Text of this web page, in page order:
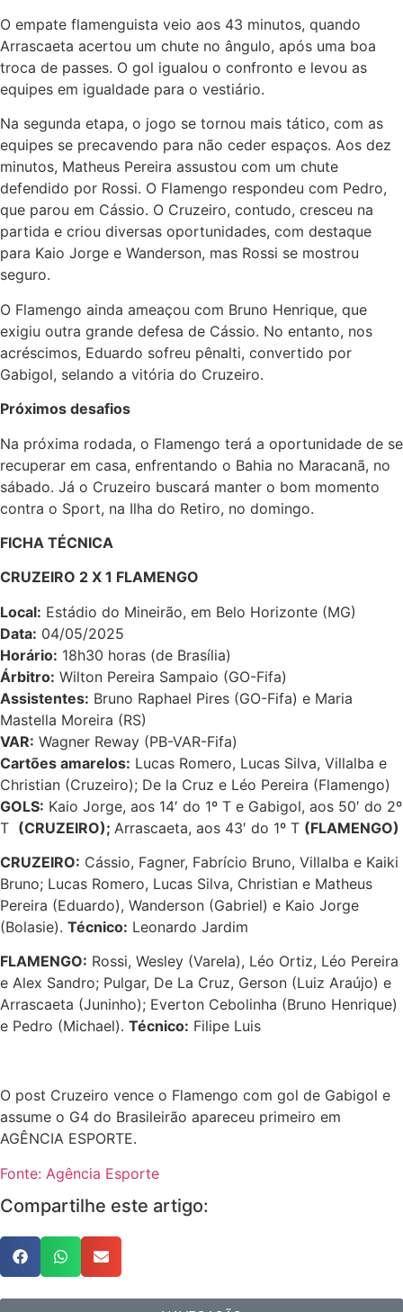
O empate flamenguista veio aos 43 minutos, quando
Arrascaeta acertou um chute no ângulo, após uma boa
troca de passes. O gol igualou o confronto e levou as
equipes em igualdade para o vestiário.
Na segunda etapa, o jogo se tornou mais tático, com as
equipes se precavendo para não ceder espaços. Aos dez
minutos, Matheus Pereira assustou com um chute
defendido por Rossi. O Flamengo respondeu com Pedro,
que parou em Cássio. O Cruzeiro, contudo, cresceu na
partida e criou diversas oportunidades, com destaque
para Kaio Jorge e Wanderson, mas Rossi se mostrou
seguro.
O Flamengo ainda ameaçou com Bruno Henrique, que
exigiu outra grande defesa de Cássio. No entanto, nos
acréscimos, Eduardo sofreu pênalti, convertido por
Gabigol, selando a vitória do Cruzeiro.
Próximos desafios
Na próxima rodada, o Flamengo terá a oportunidade de se
recuperar em casa, enfrentando o Bahia no Maracanã, no
sábado. Já o Cruzeiro buscará manter o bom momento
contra o Sport, na Ilha do Retiro, no domingo.
FICHA TÉCNICA
CRUZEIRO 2 X 1 FLAMENGO
Local: Estádio do Mineirão, em Belo Horizonte (MG)
Data: 04/05/2025
Horário: 18h30 horas (de Brasília)
Árbitro: Wilton Pereira Sampaio (GO-Fifa)
Assistentes: Bruno Raphael Pires (GO-Fifa) e Maria
Mastella Moreira (RS)
VAR: Wagner Reway (PB-VAR-Fifa)
Cartões amarelos: Lucas Romero, Lucas Silva, Villalba e
Christian (Cruzeiro); De la Cruz e Léo Pereira (Flamengo)
GOLS: Kaio Jorge, aos 14′ do 1º T e Gabigol, aos 50′ do 2º
T (CRUZEIRO); Arrascaeta, aos 43′ do 1º T (FLAMENGO)
CRUZEIRO: Cássio, Fagner, Fabrício Bruno, Villalba e Kaiki
Bruno; Lucas Romero, Lucas Silva, Christian e Matheus
Pereira (Eduardo), Wanderson (Gabriel) e Kaio Jorge
(Bolasie). Técnico: Leonardo Jardim
FLAMENGO: Rossi, Wesley (Varela), Léo Ortiz, Léo Pereira
e Alex Sandro; Pulgar, De La Cruz, Gerson (Luiz Araújo) e
Arrascaeta (Juninho); Everton Cebolinha (Bruno Henrique)
e Pedro (Michael). Técnico: Filipe Luis
O post Cruzeiro vence o Flamengo com gol de Gabigol e
assume o G4 do Brasileirão apareceu primeiro em
AGÊNCIA ESPORTE.
Fonte: Agência Esporte
Compartilhe este artigo: